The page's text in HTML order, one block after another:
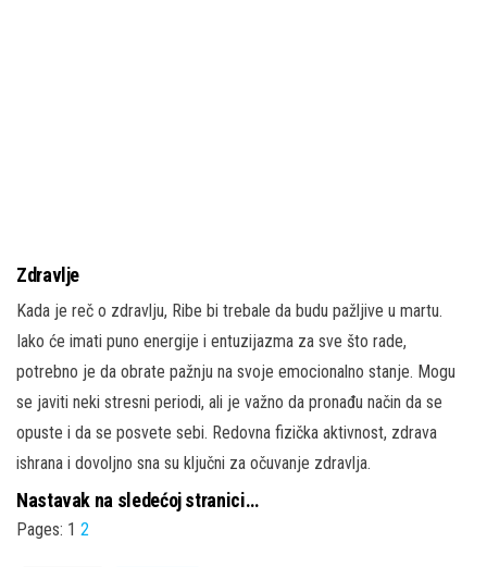
Zdravlje
Kada je reč o zdravlju, Ribe bi trebale da budu pažljive u martu.
Iako će imati puno energije i entuzijazma za sve što rade,
potrebno je da obrate pažnju na svoje emocionalno stanje. Mogu
se javiti neki stresni periodi, ali je važno da pronađu način da se
opuste i da se posvete sebi. Redovna fizička aktivnost, zdrava
ishrana i dovoljno sna su ključni za očuvanje zdravlja.
Nastavak na sledećoj stranici…
Pages: 1 2